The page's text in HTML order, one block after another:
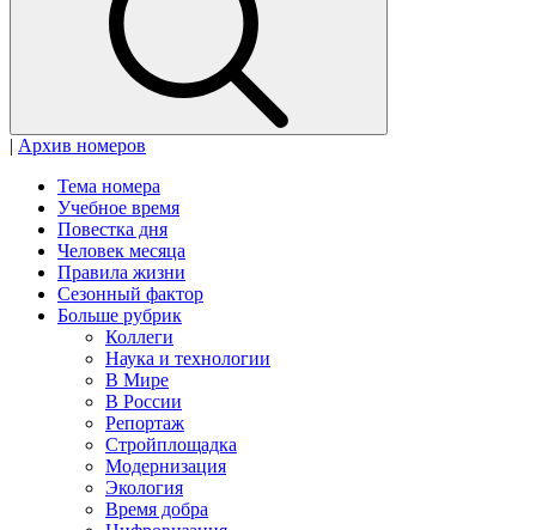
| Архив номеров
Тема номера
Учебное время
Повестка дня
Человек месяца
Правила жизни
Сезонный фактор
Больше рубрик
Коллеги
Наука и технологии
В Мире
В России
Репортаж
Стройплощадка
Модернизация
Экология
Время добра